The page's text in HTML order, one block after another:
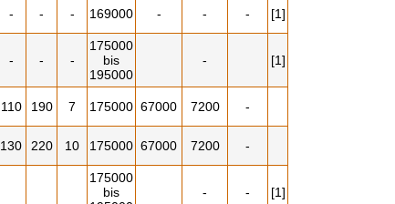
- - - 169000 - - - [1]
- - -
175000
bis
195000
- [1]
110 190 7 175000 67000 7200 -
130 220 10 175000 67000 7200 -
175000
bis
- - [1]